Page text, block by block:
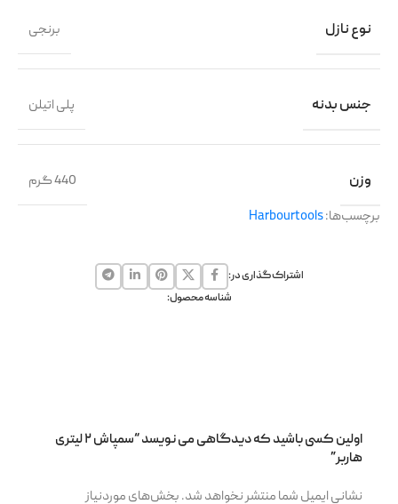
نوع نازل برنجی
جنس بدنه پلی اتیلن
وزن
440 گرم
برچسب‌ها:Harbourtools
اشتراک گذاری در:
شناسه محصول:
اولین کسی باشید که دیدگاهی می نویسد “سمپاش ۲ لیتری
هاربر”
نشانی ایمیل شما منتشر نخواهد شد.بخش‌های موردنیاز